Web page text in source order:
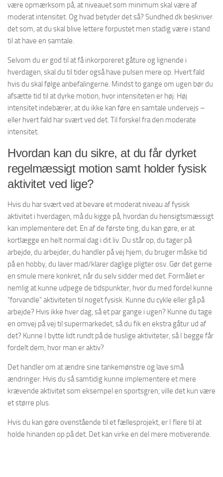
være opmærksom på, at niveauet som minimum skal være af
moderat intensitet. Og hvad betyder det så? Sundhed.dk beskriver
det som, at du skal blive lettere forpustet men stadig være i stand
til at have en samtale.
Selvom du er god til at få inkorporeret gåture og lignende i
hverdagen, skal du til tider også have pulsen mere op. Hvert fald
hvis du skal følge anbefalingerne. Mindst to gange om ugen bør du
afsætte tid til at dyrke motion, hvor intensiteten er høj. Høj
intensitet indebærer, at du ikke kan føre en samtale undervejs –
eller hvert fald har svært ved det. Til forskel fra den moderate
intensitet.
Hvordan kan du sikre, at du får dyrket
regelmæssigt motion samt holder fysisk
aktivitet ved lige?
Hvis du har svært ved at bevare et moderat niveau af fysisk
aktivitet i hverdagen, må du kigge på, hvordan du hensigtsmæssigt
kan implementere det. En af de første ting, du kan gøre, er at
kortlægge en helt normal dag i dit liv. Du står op, du tager på
arbejde, du arbejder, du handler på vej hjem, du bruger måske tid
på en hobby, du laver mad/klarer daglige pligter osv. Gør det gerne
en smule mere konkret, når du selv sidder med det. Formålet er
nemlig at kunne udpege de tidspunkter, hvor du med fordel kunne
“forvandle” aktiviteten til noget fysisk. Kunne du cykle eller gå på
arbejde? Hvis ikke hver dag, så et par gange i ugen? Kunne du tage
en omvej på vej til supermarkedet, så du fik en ekstra gåtur ud af
det? Kunne I bytte lidt rundt på de huslige aktiviteter, så I begge får
fordelt dem, hvor man er aktiv?
Det handler om at ændre sine tankemønstre og lave små
ændringer. Hvis du så samtidig kunne implementere et mere
krævende aktivitet som eksempel en sportsgren, ville det kun være
et større plus.
Hvis du kan gøre ovenstående til et fællesprojekt, er I flere til at
holde hinanden op på det. Det kan virke en del mere motiverende.